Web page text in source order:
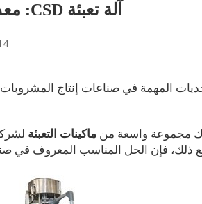
آلة تعبئة CSD: معدات في المعالجة لتعزيز الإنتاج
المهمة في صناعات إنتاج
مجموعة واسعة من ماكينات التعبئة
ذلك، فإن الحل المناسب المعروف في